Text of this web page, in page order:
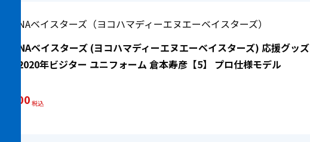
浜DeNAベイスターズ（ヨコハマディーエヌエーベイスターズ）
浜DeNAベイスターズ (ヨコハマディーエヌエーベイスターズ) 応援グッズ
ルー 2020年ビジター ユニフォーム 倉本寿彦【5】 プロ仕様モデル
17,600